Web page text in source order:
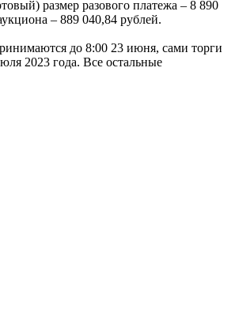
размер разового платежа – 8 890
– 889 040,84 рублей.
до 8:00 23 июня, сами торги
2023 года. Все остальные